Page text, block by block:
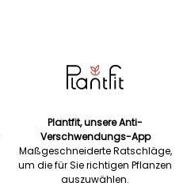
Plantfit, unsere Anti-
Verschwendungs-App
Maßgeschneiderte Ratschläge,
um die für Sie richtigen Pflanzen
auszuwählen.